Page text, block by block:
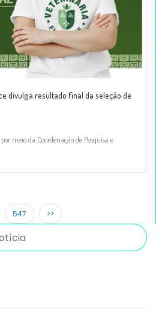
divulga resultado final da seleção de
meio da Coordenação de Pesquisa e
547 >>